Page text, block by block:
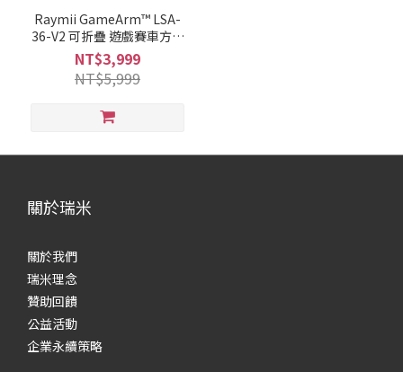
Raymii GameArm™ LSA-
36-V2 可折疊 遊戲賽車方向
盤/排檔桿/油門支架
NT$3,999
NT$5,999
關於瑞米
關於我們
瑞米理念
贊助回饋
公益活動
企業永續策略